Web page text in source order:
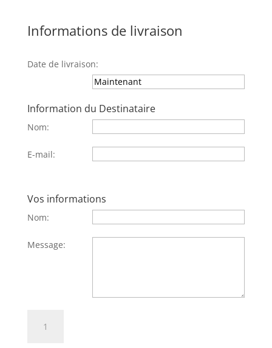
Informations de livraison
Date de livraison:
Information du Destinataire
Nom:
E-mail:
Vos informations
Nom:
Message: